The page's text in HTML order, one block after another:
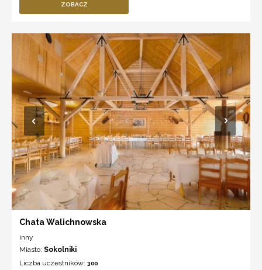
ZOBACZ
Chata Walichnowska
inny
Miasto: Sokolniki
Liczba uczestników: 300